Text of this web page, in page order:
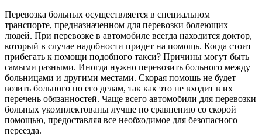
Перевозка больных осуществляется в специальном
транспорте, предназначенном для перевозки болеющих
людей. При перевозке в автомобиле всегда находится доктор,
который в случае надобности придет на помощь. Когда стоит
прибегать к помощи подобного такси? Причины могут быть
самыми разными. Иногда нужно перевозить больного между
больницами и другими местами. Скорая помощь не будет
возить больного по его делам, так как это не входит в их
перечень обязанностей. Чаще всего автомобили для перевозки
больных укомплектованы лучше по сравнению со скорой
помощью, предоставляя все необходимое для безопасного
переезда.